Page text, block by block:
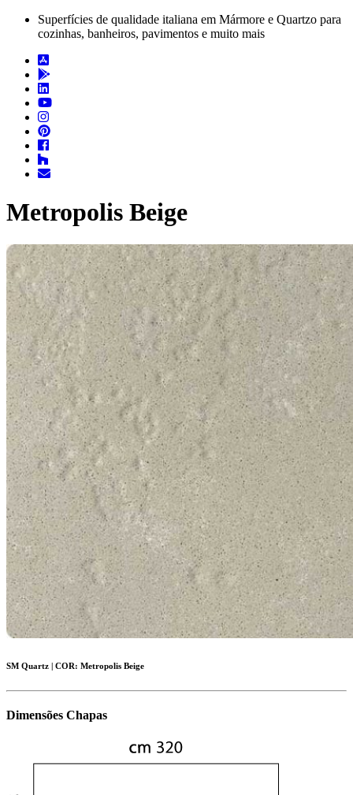
Superfícies de qualidade italiana em Mármore e Quartzo para
cozinhas, banheiros, pavimentos e muito mais
Metropolis Beige
SM Quartz | COR: Metropolis Beige
Dimensões Chapas